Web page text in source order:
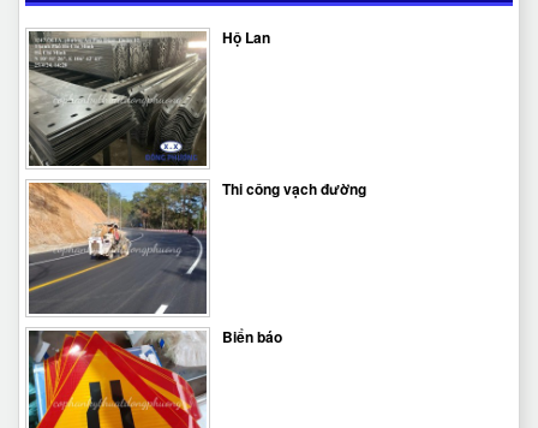
Hộ Lan
Thi công vạch đường
Biển báo